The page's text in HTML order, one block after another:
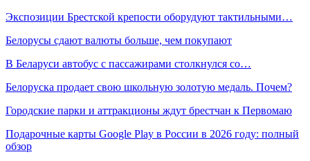
Экспозиции Брестской крепости оборудуют тактильными…
Белорусы сдают валюты больше, чем покупают
В Беларуси автобус с пассажирами столкнулся со…
Белоруска продает свою школьную золотую медаль. Почем?
Городские парки и аттракционы ждут брестчан к Первомаю
Подарочные карты Google Play в России в 2026 году: полный
обзор